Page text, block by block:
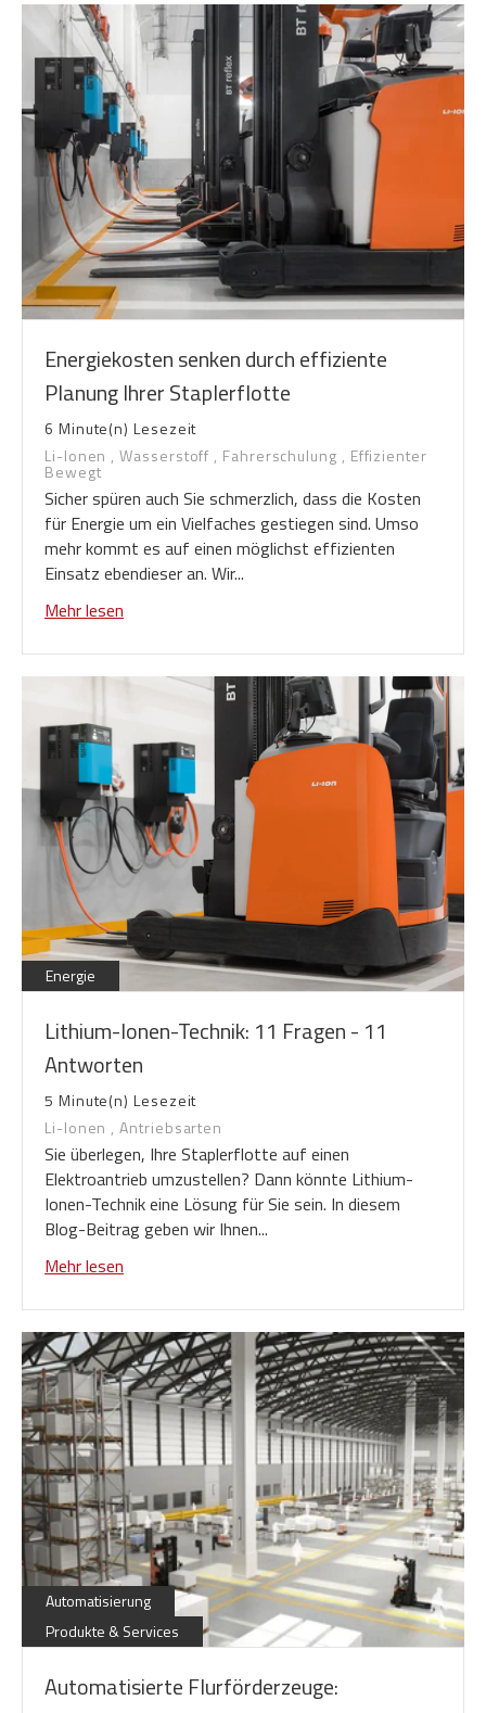
Energiekosten senken durch effiziente
Planung Ihrer Staplerflotte
6 Minute(n) Lesezeit
Li-Ionen ,Wasserstoff , Fahrerschulung , Effizienter
Bewegt
Sicher spüren auch Sie schmerzlich, dass die Kosten
für Energie um ein Vielfaches gestiegen sind. Umso
mehr kommt es auf einen möglichst effizienten
Einsatz ebendieser an. Wir...
Mehr lesen
Energie
Lithium-Ionen-Technik: 11 Fragen - 11
Antworten
5 Minute(n) Lesezeit
Li-Ionen ,Antriebsarten
Sie überlegen, Ihre Staplerflotte auf einen
Elektroantrieb umzustellen? Dann könnte Lithium-
Ionen-Technik eine Lösung für Sie sein. In diesem
Blog-Beitrag geben wir Ihnen...
Mehr lesen
Automatisierung
Produkte & Services
Automatisierte Flurförderzeuge: